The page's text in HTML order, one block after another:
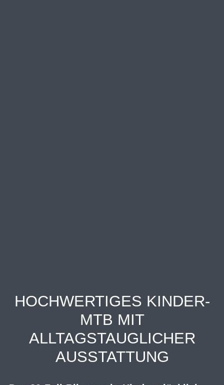
HOCHWERTIGES KINDER-
MTB MIT
ALLTAGSTAUGLICHER
AUSSTATTUNG